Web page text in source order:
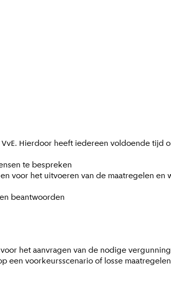
Hierdoor heeft iedereen voldoende tijd
te bespreken
voor het uitvoeren van de maatregelen en
beantwoorden
het aanvragen van de nodige
een voorkeursscenario of losse